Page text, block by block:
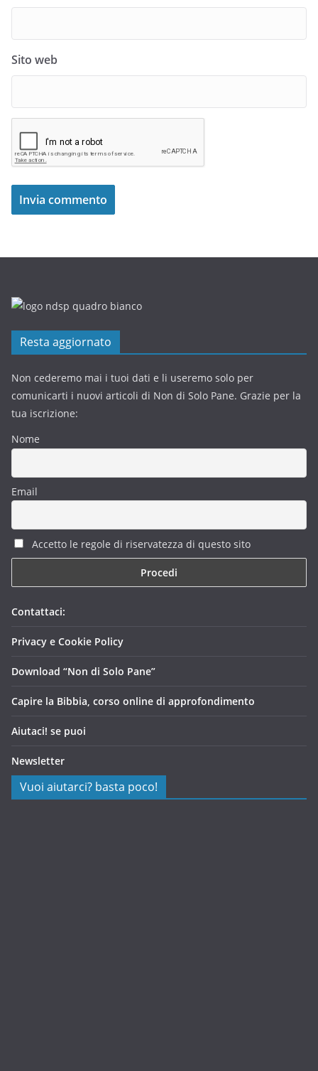
Sito web
Resta aggiornato
Non cederemo mai i tuoi dati e li useremo solo per
comunicarti i nuovi articoli di Non di Solo Pane. Grazie per la
tua iscrizione:
Nome
Email
Accetto le regole di riservatezza di questo sito
Contattaci:
Privacy e Cookie Policy
Download “Non di Solo Pane”
Capire la Bibbia, corso online di approfondimento
Aiutaci! se puoi
Newsletter
Vuoi aiutarci? basta poco!